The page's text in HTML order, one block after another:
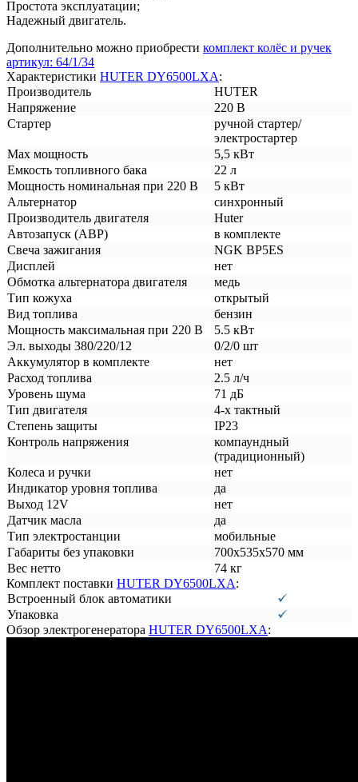
Простота эксплуатации;
Надежный двигатель.
Дополнительно можно приобрести комплект колёс и ручек
артикул: 64/1/34
Характеристики HUTER DY6500LXA:
Производитель
HUTER
Напряжение
220 В
Стартер
ручной стартер/
электростартер
Max мощность
5,5 кВт
Емкость топливного бака
22 л
Мощность номинальная при 220 В
5 кВт
Альтернатор
синхронный
Производитель двигателя
Huter
Автозапуск (АВР)
в комплекте
Свеча зажигания
NGK BP5ES
Дисплей
нет
Обмотка альтернатора двигателя
медь
Тип кожуха
открытый
Вид топлива
бензин
Мощность максимальная при 220 В
5.5 кВт
Эл. выходы 380/220/12
0/2/0 шт
Аккумулятор в комплекте
нет
Расход топлива
2.5 л/ч
Уровень шума
71 дБ
Тип двигателя
4-х тактный
Степень защиты
IP23
Контроль напряжения
компаундный
(традиционный)
Колеса и ручки
нет
Индикатор уровня топлива
да
Выход 12V
нет
Датчик масла
да
Тип электростанции
мобильные
Габариты без упаковки
700х535х570 мм
Вес нетто
74 кг
Комплект поставки HUTER DY6500LXA:
Встроенный блок автоматики
Упаковка
Обзор электрогенератора HUTER DY6500LXA: